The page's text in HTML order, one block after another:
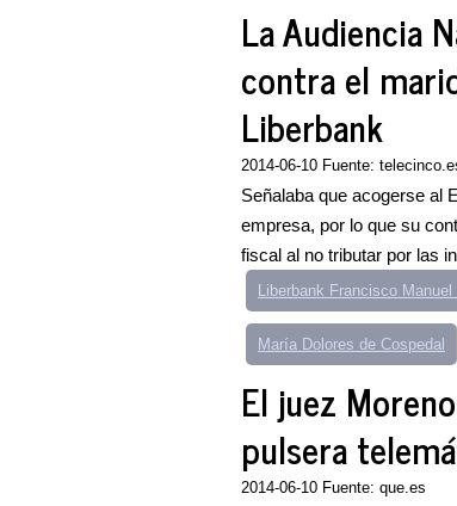
La Audiencia
contra el
Liberbank
2014-06-10 Fuente:
Señalaba que acogerse al
empresa, por lo que su
fiscal al no tributar por las
Liberbank Francisco Manuel
María Dolores de Cospedal
El juez
pulsera
2014-06-10 Fuente: que.es